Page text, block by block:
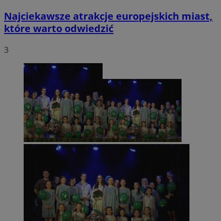
Najciekawsze atrakcje europejskich miast,
które warto odwiedzić
3